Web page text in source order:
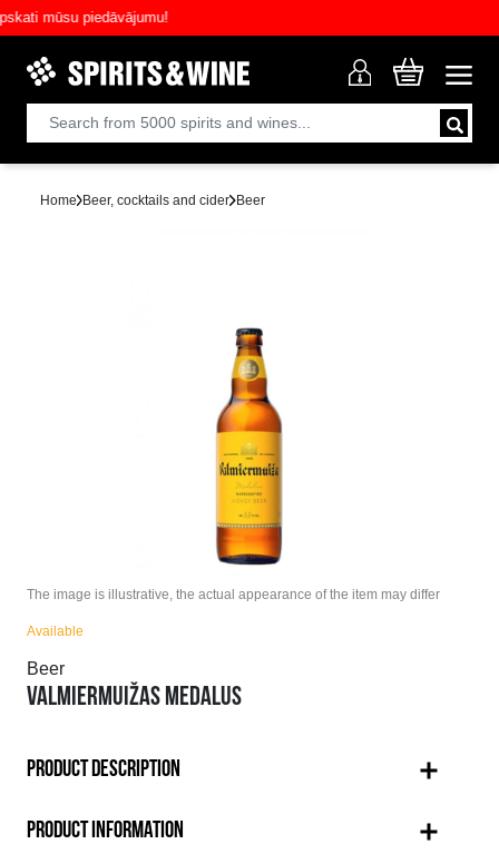
mūsu piedāvājumu!
Home Beer, cocktails and cider Beer
The image is illustrative, the actual appearance of the item may differ
Available
Beer
VALMIERMUIŽAS MEDALUS
PRODUCT DESCRIPTION
PRODUCT INFORMATION